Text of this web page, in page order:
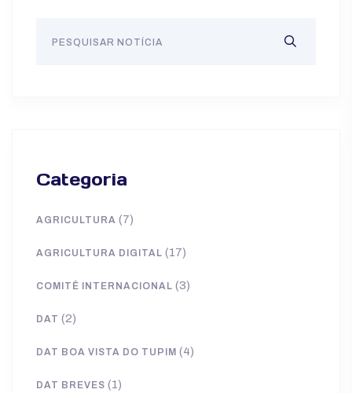
Categoria
AGRICULTURA (7)
AGRICULTURA DIGITAL (17)
COMITÊ INTERNACIONAL (3)
DAT (2)
DAT BOA VISTA DO TUPIM (4)
DAT BREVES (1)